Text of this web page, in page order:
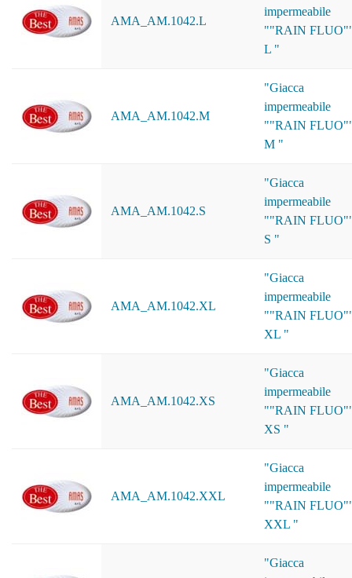
AMA_AM.1042.L
impermeabile
""RAIN
L "
AMA_AM.1042.M
"Giacca
impermeabile
""RAIN
M "
AMA_AM.1042.S
"Giacca
impermeabile
""RAIN
S "
AMA_AM.1042.XL
"Giacca
impermeabile
""RAIN
XL "
AMA_AM.1042.XS
"Giacca
impermeabile
""RAIN
XS "
AMA_AM.1042.XXL
"Giacca
impermeabile
""RAIN
XXL "
"Giacca